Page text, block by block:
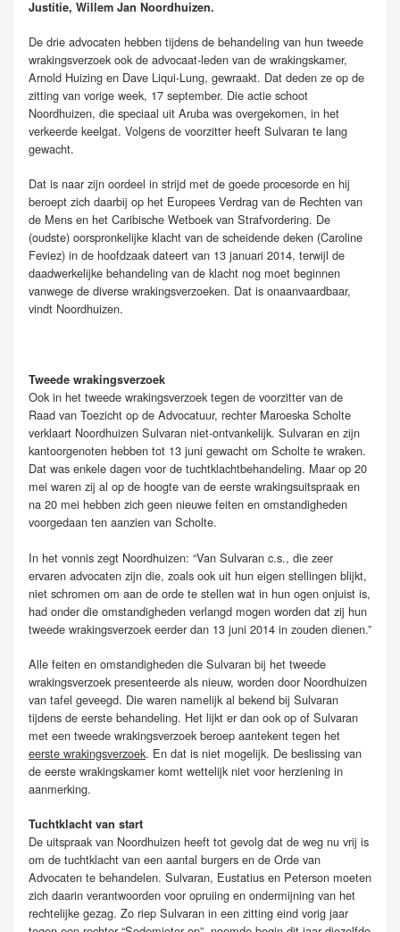
Justitie, Willem Jan Noordhuizen.
De drie advocaten hebben tijdens de behandeling van hun tweede
wrakingsverzoek ook de advocaat-leden van de wrakingskamer,
Arnold Huizing en Dave Liqui-Lung, gewraakt. Dat deden ze op de
zitting van vorige week, 17 september. Die actie schoot
Noordhuizen, die speciaal uit Aruba was overgekomen, in het
verkeerde keelgat. Volgens de voorzitter heeft Sulvaran te lang
gewacht.
Dat is naar zijn oordeel in strijd met de goede procesorde en hij
beroept zich daarbij op het Europees Verdrag van de Rechten van
de Mens en het Caribische Wetboek van Strafvordering. De
(oudste) oorspronkelijke klacht van de scheidende deken (Caroline
Feviez) in de hoofdzaak dateert van 13 januari 2014, terwijl de
daadwerkelijke behandeling van de klacht nog moet beginnen
vanwege de diverse wrakingsverzoeken. Dat is onaanvaardbaar,
vindt Noordhuizen.
Tweede wrakingsverzoek
Ook in het tweede wrakingsverzoek tegen de voorzitter van de
Raad van Toezicht op de Advocatuur, rechter Maroeska Scholte
verklaart Noordhuizen Sulvaran niet-ontvankelijk. Sulvaran en zijn
kantoorgenoten hebben tot 13 juni gewacht om Scholte te wraken.
Dat was enkele dagen voor de tuchtklachtbehandeling. Maar op 20
mei waren zij al op de hoogte van de eerste wrakingsuitspraak en
na 20 mei hebben zich geen nieuwe feiten en omstandigheden
voorgedaan ten aanzien van Scholte.
In het vonnis zegt Noordhuizen: “Van Sulvaran c.s., die zeer
ervaren advocaten zijn die, zoals ook uit hun eigen stellingen blijkt,
niet schromen om aan de orde te stellen wat in hun ogen onjuist is,
had onder die omstandigheden verlangd mogen worden dat zij hun
tweede wrakingsverzoek eerder dan 13 juni 2014 in zouden dienen.”
Alle feiten en omstandigheden die Sulvaran bij het tweede
wrakingsverzoek presenteerde als nieuw, worden door Noordhuizen
van tafel geveegd. Die waren namelijk al bekend bij Sulvaran
tijdens de eerste behandeling. Het lijkt er dan ook op of Sulvaran
met een tweede wrakingsverzoek beroep aantekent tegen het
eerste wrakingsverzoek. En dat is niet mogelijk. De beslissing van
de eerste wrakingskamer komt wettelijk niet voor herziening in
aanmerking.
Tuchtklacht van start
De uitspraak van Noordhuizen heeft tot gevolg dat de weg nu vrij is
om de tuchtklacht van een aantal burgers en de Orde van
Advocaten te behandelen. Sulvaran, Eustatius en Peterson moeten
zich daarin verantwoorden voor opruiing en ondermijning van het
rechtelijke gezag. Zo riep Sulvaran in een zitting eind vorig jaar